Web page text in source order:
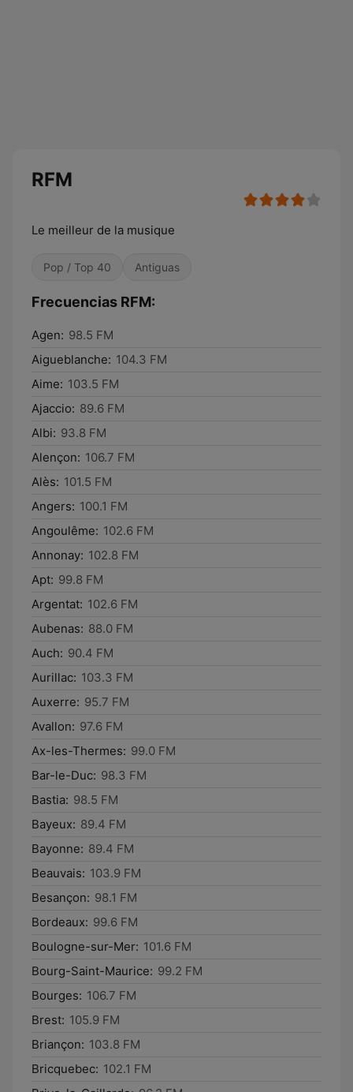
RFM
Le meilleur de la musique
Pop / Top 40 Antiguas
Frecuencias RFM:
Agen: 98.5 FM
Aigueblanche: 104.3 FM
Aime: 103.5 FM
Ajaccio: 89.6 FM
Albi: 93.8 FM
Alençon: 106.7 FM
Alès: 101.5 FM
Angers: 100.1 FM
Angoulême: 102.6 FM
Annonay: 102.8 FM
Apt: 99.8 FM
Argentat: 102.6 FM
Aubenas: 88.0 FM
Auch: 90.4 FM
Aurillac: 103.3 FM
Auxerre: 95.7 FM
Avallon: 97.6 FM
Ax-les-Thermes: 99.0 FM
Bar-le-Duc: 98.3 FM
Bastia: 98.5 FM
Bayeux: 89.4 FM
Bayonne: 89.4 FM
Beauvais: 103.9 FM
Besançon: 98.1 FM
Bordeaux: 99.6 FM
Boulogne-sur-Mer: 101.6 FM
Bourg-Saint-Maurice: 99.2 FM
Bourges: 106.7 FM
Brest: 105.9 FM
Briançon: 103.8 FM
Bricquebec: 102.1 FM